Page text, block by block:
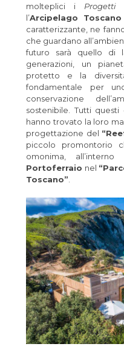
molteplici i Progetti
l’Arcipelago Toscano
caratterizzante, ne
che guardano
futuro sarà quello di
generazioni, un
protetto e la
fondamentale per
conservazione
sostenibile. Tutti
hanno trovato la loro
progettazione del “
piccolo promontorio
omonima,
Portoferraio nel
Toscano”